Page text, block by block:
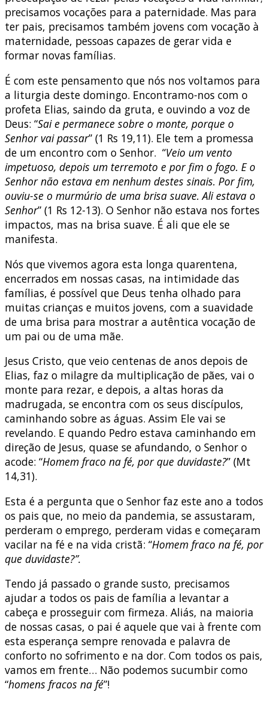
precisamos vocações para a paternidade. Mas para
ter pais, precisamos também jovens com vocação à
maternidade, pessoas capazes de gerar vida e
formar novas famílias.
É com este pensamento que nós nos voltamos para
a liturgia deste domingo. Encontramo-nos com o
profeta Elias, saindo da gruta, e ouvindo a voz de
Deus: “Sai e permanece sobre o monte, porque o
Senhor vai passar” (1 Rs 19,11). Ele tem a promessa
de um encontro com o Senhor. “Veio um vento
impetuoso, depois um terremoto e por fim o fogo. E o
Senhor não estava em nenhum destes sinais. Por fim,
ouviu-se o murmúrio de uma brisa suave. Ali estava o
Senhor” (1 Rs 12-13). O Senhor não estava nos fortes
impactos, mas na brisa suave. É ali que ele se
manifesta.
Nós que vivemos agora esta longa quarentena,
encerrados em nossas casas, na intimidade das
famílias, é possível que Deus tenha olhado para
muitas crianças e muitos jovens, com a suavidade
de uma brisa para mostrar a autêntica vocação de
um pai ou de uma mãe.
Jesus Cristo, que veio centenas de anos depois de
Elias, faz o milagre da multiplicação de pães, vai o
monte para rezar, e depois, a altas horas da
madrugada, se encontra com os seus discípulos,
caminhando sobre as águas. Assim Ele vai se
revelando. E quando Pedro estava caminhando em
direção de Jesus, quase se afundando, o Senhor o
acode: “Homem fraco na fé, por que duvidaste?” (Mt
14,31).
Esta é a pergunta que o Senhor faz este ano a todos
os pais que, no meio da pandemia, se assustaram,
perderam o emprego, perderam vidas e começaram
vacilar na fé e na vida cristã: “Homem fraco na fé, por
que duvidaste?”.
Tendo já passado o grande susto, precisamos
ajudar a todos os pais de família a levantar a
cabeça e prosseguir com firmeza. Aliás, na maioria
de nossas casas, o pai é aquele que vai à frente com
esta esperança sempre renovada e palavra de
conforto no sofrimento e na dor. Com todos os pais,
vamos em frente… Não podemos sucumbir como
“homens fracos na fé”!